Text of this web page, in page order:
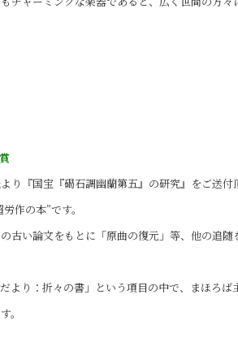
り『国宝『碣石調幽蘭第五』の研究』をご送付
作の本”です。
い論文をもとに「原曲の復元」等、他の追
より：折々の書」という項目の中で、まほろ
。